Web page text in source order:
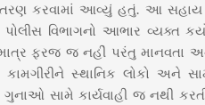
કરવામાં આવ્યું હતું. આ
વિભાગનો આભાર વ્યક્ત
માત્ર ફરજ જ નહીં પરંતુ માનવતા
સ્થાનિક લોકો અને
સામે કાર્યવાહી જ નથી